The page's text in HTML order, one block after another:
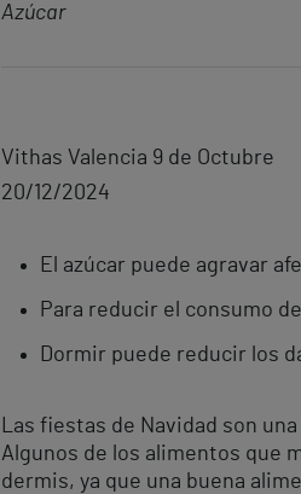
Azúcar
Vithas Valencia 9 de Octubre
20/12/2024
El azúcar puede agravar
Para reducir el consumo
Dormir puede reducir los
Las fiestas de Navidad son
Algunos de los alimentos que
dermis, ya que una buena